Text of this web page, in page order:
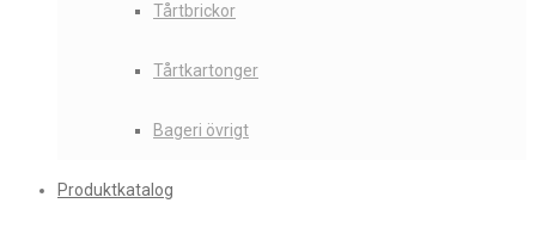
Tårtbrickor
Tårtkartonger
Bageri övrigt
Produktkatalog